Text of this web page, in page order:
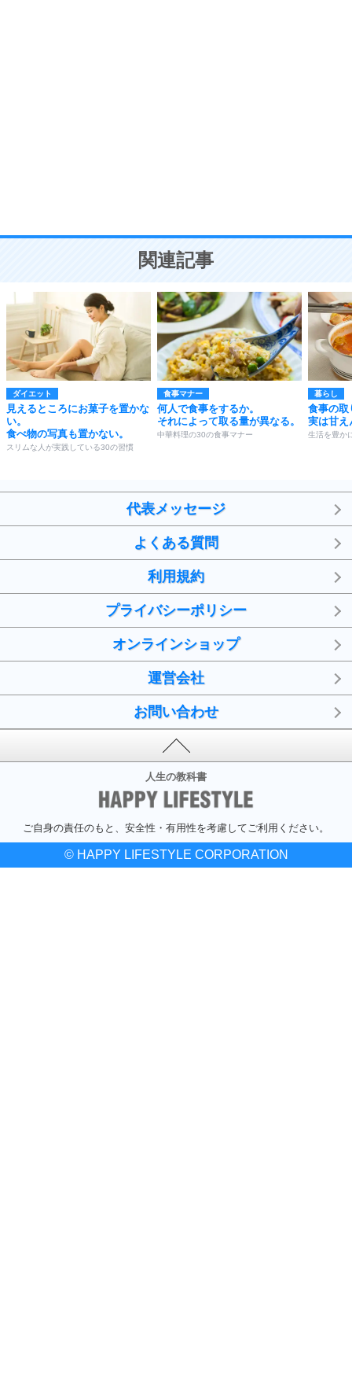
ことが大切。
関連記事
ダイエット
見えるところにお菓子を置かな
い。
食べ物の写真も置かない。
スリムな人が実践している30の習慣
食事マナー
何人で食事をするか。
それによって取る量が異なる。
中華料理の30の食事マナー
暮らし
食事の取
実は甘え
生活を豊か
代表メッセージ
よくある質問
利用規約
プライバシーポリシー
オンラインショップ
運営会社
お問い合わせ
人生の教科書
ご自身の責任のもと、安全性・有用性を考慮してご利用ください。
© HAPPY LIFESTYLE CORPORATION